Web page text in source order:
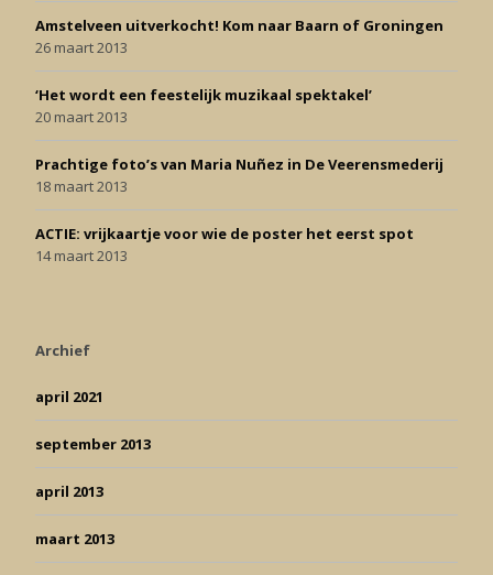
Amstelveen uitverkocht! Kom naar Baarn of Groningen
26 maart 2013
‘Het wordt een feestelijk muzikaal spektakel’
20 maart 2013
Prachtige foto’s van Maria Nuñez in De Veerensmederij
18 maart 2013
ACTIE: vrijkaartje voor wie de poster het eerst spot
14 maart 2013
Archief
april 2021
september 2013
april 2013
maart 2013